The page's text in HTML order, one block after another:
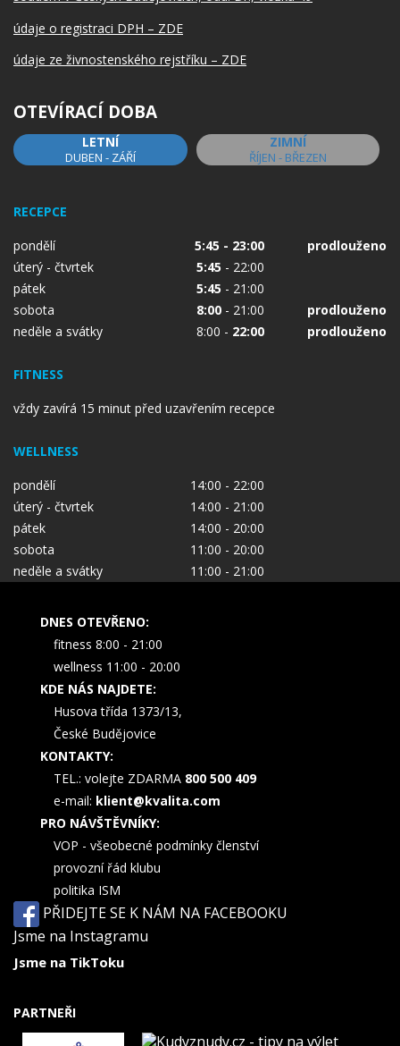
údaje o registraci DPH – ZDE
údaje ze živnostenského rejstříku – ZDE
OTEVÍRACÍ DOBA
LETNÍ
DUBEN - ZÁŘÍ
ZIMNÍ
ŘÍJEN - BŘEZEN
RECEPCE
pondělí
5:45 - 23:00
prodlouženo
úterý - čtvrtek
5:45 - 22:00
pátek
5:45 - 21:00
sobota
8:00 - 21:00
prodlouženo
neděle a svátky
8:00 - 22:00 prodlouženo
FITNESS
vždy zavírá 15 minut před uzavřením recepce
WELLNESS
pondělí
14:00 - 22:00
úterý - čtvrtek
14:00 - 21:00
pátek
14:00 - 20:00
sobota
11:00 - 20:00
neděle a svátky
11:00 - 21:00
DNES OTEVŘENO:
fitness 8:00 - 21:00
wellness 11:00 - 20:00
KDE NÁS NAJDETE:
Husova třída 1373/13,
České Budějovice
KONTAKTY:
TEL.: volejte ZDARMA 800 500 409
e-mail: klient@kvalita.com
PRO NÁVŠTĚVNÍKY:
VOP - všeobecné podmínky členství
provozní řád klubu
politika ISM
PŘIDEJTE SE K NÁM NA FACEBOOKU
Jsme na Instagramu
Jsme na TikToku
PARTNEŘI